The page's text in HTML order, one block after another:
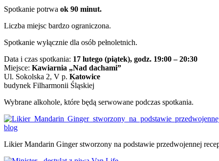
Spotkanie potrwa ok 90 minut.
Liczba miejsc bardzo ograniczona.
Spotkanie wyłącznie dla osób pełnoletnich.
Data i czas spotkania: 17 lutego (piątek), godz. 19:00 – 20:30
Miejsce: Kawiarnia „Nad dachami”
Ul. Sokolska 2, V p. Katowice
budynek Filharmonii Śląskiej
Wybrane alkohole, które będą serwowane podczas spotkania.
Likier Mandarin Ginger stworzony na podstawie przedwojennej